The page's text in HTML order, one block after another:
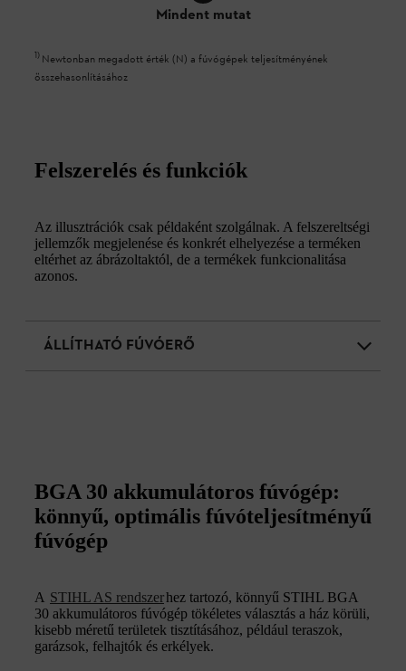
Mindent mutat
1) Newtonban megadott érték (N) a fúvógépek teljesítményének
összehasonlításához
Felszerelés és funkciók
Az illusztrációk csak példaként szolgálnak. A felszereltségi
jellemzők megjelenése és konkrét elhelyezése a terméken
eltérhet az ábrázoltaktól, de a termékek funkcionalitása
azonos.
ÁLLÍTHATÓ FÚVÓERŐ
BGA 30 akkumulátoros fúvógép:
könnyű, optimális fúvóteljesítményű
fúvógép
A STIHL AS rendszerhez tartozó, könnyű STIHL BGA
30 akkumulátoros fúvógép tökéletes választás a ház körüli,
kisebb méretű területek tisztításához, például teraszok,
garázsok, felhajtók és erkélyek.